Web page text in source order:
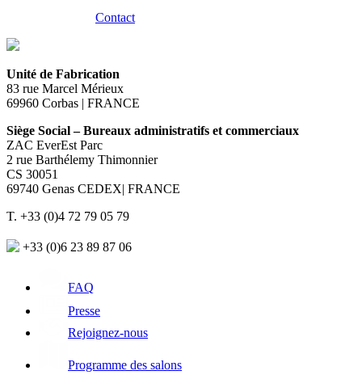
Contact
Unité de Fabrication
83 rue Marcel Mérieux
69960 Corbas | FRANCE
Siège Social – Bureaux administratifs et commerciaux
ZAC EverEst Parc
2 rue Barthélemy Thimonnier
CS 30051
69740 Genas CEDEX| FRANCE
T. +33 (0)4 72 79 05 79
+33 (0)6 23 89 87 06
FAQ
Presse
Rejoignez-nous
Programme des salons